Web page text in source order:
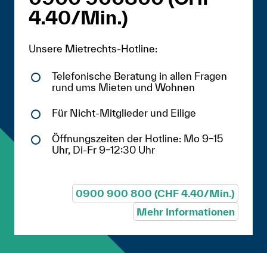
4.40/Min.)
Unsere Mietrechts-Hotline:
Telefonische Beratung in allen Fragen
rund ums Mieten und Wohnen
Für Nicht-Mitglieder und Eilige
Öffnungszeiten der Hotline: Mo 9–15
Uhr, Di-Fr 9–12:30 Uhr
0900 900 800 (CHF 4.40/Min.)
Mehr Informationen